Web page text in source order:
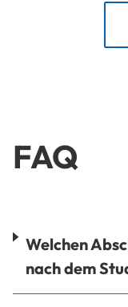
FAQ
Welchen
nach dem